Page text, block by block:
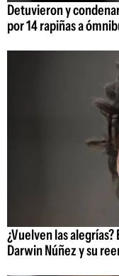
Detuvieron y
por 14 rapiñas a
¿Vuelven las
Darwin Núñez y su